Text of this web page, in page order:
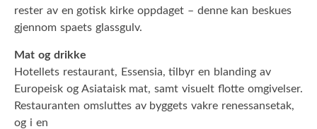
rester av en gotisk kirke oppdaget – denne kan beskues
gjennom spaets glassgulv.
Mat og drikke
Hotellets restaurant, Essensia, tilbyr en blanding av
Europeisk og Asiataisk mat, samt visuelt flotte omgivelser.
Restauranten omsluttes av byggets vakre renessansetak,
og i en